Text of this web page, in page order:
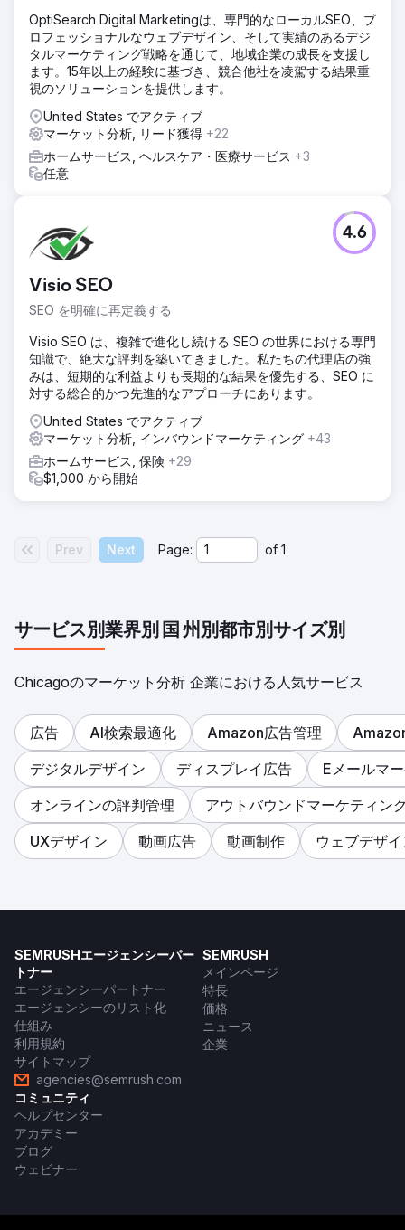
OptiSearch Digital Marketingは、専門的なローカルSEO、プ
ロフェッショナルなウェブデザイン、そして実績のあるデジ
タルマーケティング戦略を通じて、地域企業の成長を支援し
ます。15年以上の経験に基づき、競合他社を凌駕する結果重
視のソリューションを提供します。
United States でアクティブ
マーケット分析, リード獲得 +22
ホームサービス, ヘルスケア・医療サービス +3
任意
Visio SEO
SEO を明確に再定義する
4.6
Visio SEO は、複雑で進化し続ける SEO の世界における専門
知識で、絶大な評判を築いてきました。私たちの代理店の強
みは、短期的な利益よりも長期的な結果を優先する、SEO に
対する総合的かつ先進的なアプローチにあります。
United States でアクティブ
マーケット分析, インバウンドマーケティング +43
ホームサービス, 保険 +29
$1,000 から開始
Prev Next Page: of 1
サービス別業界別 国 州別都市別サイズ別
Chicagoのマーケット分析 企業における人気サービス
広告 AI検索最適化 Amazon広告管理
デジタルデザイン
ディスプレイ広告
Eメールマ
オンラインの評判管理
アウトバウンドマーケティン
UXデザイン
動画広告 動画制作 ウェブデザ
SEMRUSHエージェンシーパー
トナー
エージェンシーパートナー
エージェンシーのリスト化
仕組み
利用規約
サイトマップ
agencies@semrush.com
SEMRUSH
メインページ
特長
価格
ニュース
企業
コミュニティ
ヘルプセンター
アカデミー
ブログ
ウェビナー